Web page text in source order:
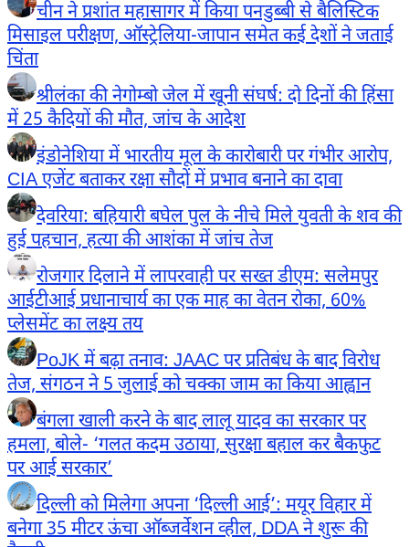
चीन ने प्रशांत महासागर में किया पनडुब्बी से बैलिस्टिक
मिसाइल परीक्षण, ऑस्ट्रेलिया-जापान समेत कई देशों ने जताई
चिंता
श्रीलंका की नेगोम्बो जेल में खूनी संघर्ष: दो दिनों की हिंसा
में 25 कैदियों की मौत, जांच के आदेश
इंडोनेशिया में भारतीय मूल के कारोबारी पर गंभीर आरोप,
CIA एजेंट बताकर रक्षा सौदों में प्रभाव बनाने का दावा
देवरिया: बहियारी बघेल पुल के नीचे मिले युवती के शव की
हुई पहचान, हत्या की आशंका में जांच तेज
रोजगार दिलाने में लापरवाही पर सख्त डीएम: सलेमपुर
आईटीआई प्रधानाचार्य का एक माह का वेतन रोका, 60%
प्लेसमेंट का लक्ष्य तय
PoJK में बढ़ा तनाव: JAAC पर प्रतिबंध के बाद विरोध
तेज, संगठन ने 5 जुलाई को चक्का जाम का किया आह्वान
बंगला खाली करने के बाद लालू यादव का सरकार पर
हमला, बोले- ‘गलत कदम उठाया, सुरक्षा बहाल कर बैकफुट
पर आई सरकार’
दिल्ली को मिलेगा अपना ‘दिल्ली आई’: मयूर विहार में
बनेगा 35 मीटर ऊंचा ऑब्जर्वेशन व्हील, DDA ने शुरू की